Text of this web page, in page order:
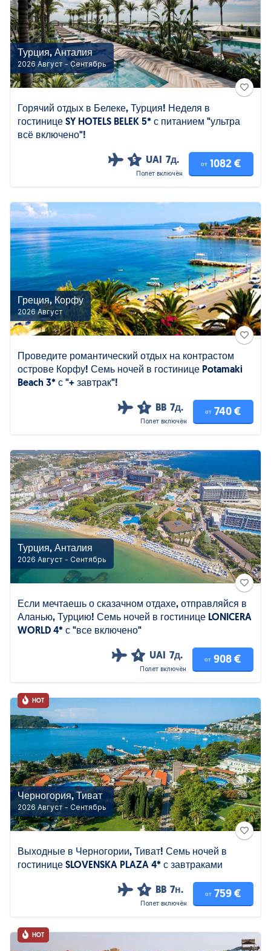
Турция, Анталия
2026 Август - Сентябрь
Горячий отдых в Белеке, Турция! Неделя в
гостинице SY HOTELS BELEK 5* с питанием "ультра
всё включено"!
5 UAI 7д.
Полет включён
от 1082 €
Греция, Корфу
2026 Август
Проведите романтический отдых на контрастом
острове Корфу! Семь ночей в гостинице Potamaki
Beach 3* с "+ завтрак"!
3 BB 7д.
Полет включён
от 740 €
Турция, Анталия
2026 Август - Сентябрь
Если мечтаешь о сказачном отдахе, отправляйся в
Аланью, Турцию! Семь ночей в гостинице LONICERA
WORLD 4* с "все включено"
4 UAI 7д.
Полет включён
от 908 €
HOT
Черногория, Тиват
2026 Август - Сентябрь
Выходные в Черногории, Тиват! Семь ночей в
гостинице SLOVENSKA PLAZA 4* с завтраками
4 BB 7н.
Полет включён
от 759 €
HOT